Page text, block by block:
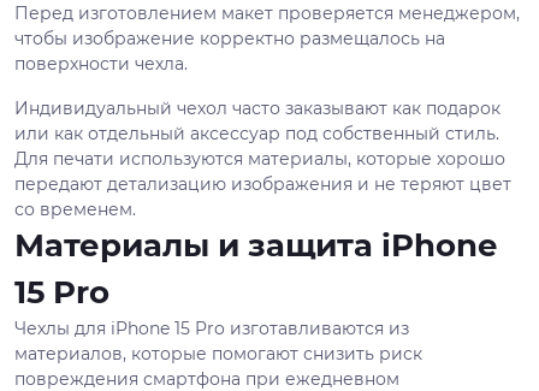
Перед изготовлением макет проверяется менеджером,
чтобы изображение корректно размещалось на
поверхности чехла.
Индивидуальный чехол часто заказывают как подарок
или как отдельный аксессуар под собственный стиль.
Для печати используются материалы, которые хорошо
передают детализацию изображения и не теряют цвет
со временем.
Материалы и защита iPhone
15 Pro
Чехлы для iPhone 15 Pro изготавливаются из
материалов, которые помогают снизить риск
повреждения смартфона при ежедневном